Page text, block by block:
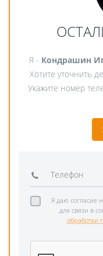
Я - Кондрашин
Хотите уточнить
Укажите номер
Я даю согласие
для связи в
обработки